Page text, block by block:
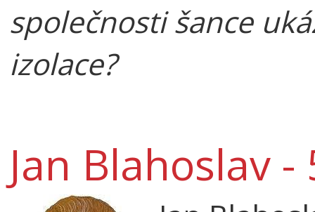
společnosti šance
izolace?
Jan Blahoslav